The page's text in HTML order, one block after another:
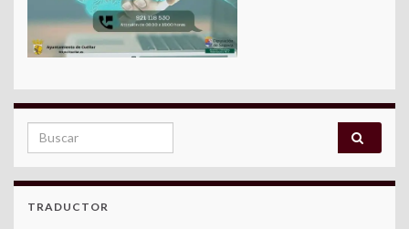
Search for:
TRADUCTOR